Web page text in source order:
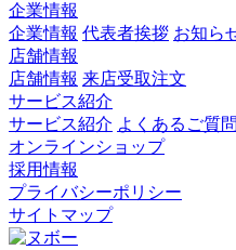
企業情報
企業情報 代表者挨拶 お知ら
店舗情報
店舗情報 来店受取注文
サービス紹介
サービス紹介 よくあるご質問
オンラインショップ
採用情報
プライバシーポリシー
サイトマップ